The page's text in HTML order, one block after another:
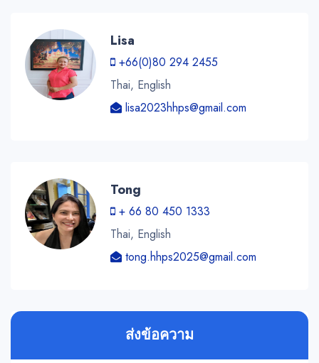
Lisa
+66(0)80 294 2455
Thai, English
lisa2023hhps@gmail.com
Tong
+ 66 80 450 1333
Thai, English
tong.hhps2025@gmail.com
ส่งข้อความ